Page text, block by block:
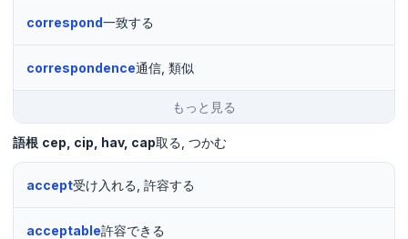
correspond一致する
correspondence通信, 類似
もっと見る
語根 cep cip hav cap取る つかむ
accept受け入れる, 許容する
acceptable許容できる